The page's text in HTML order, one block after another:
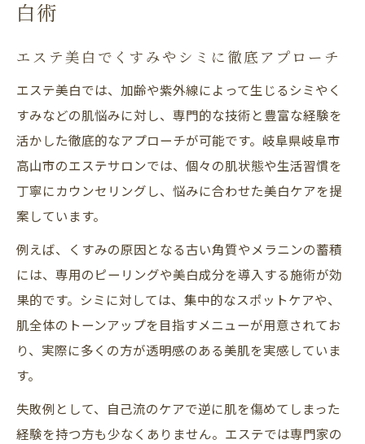
白術
エステ美白でくすみやシミに徹底アプローチ
エステ美白では、加齢や紫外線によって生じるシミやく
すみなどの肌悩みに対し、専門的な技術と豊富な経験を
活かした徹底的なアプローチが可能です。岐阜県岐阜市
高山市のエステサロンでは、個々の肌状態や生活習慣を
丁寧にカウンセリングし、悩みに合わせた美白ケアを提
案しています。
例えば、くすみの原因となる古い角質やメラニンの蓄積
には、専用のピーリングや美白成分を導入する施術が効
果的です。シミに対しては、集中的なスポットケアや、
肌全体のトーンアップを目指すメニューが用意されてお
り、実際に多くの方が透明感のある美肌を実感していま
す。
失敗例として、自己流のケアで逆に肌を傷めてしまった
経験を持つ方も少なくありません。エステでは専門家の